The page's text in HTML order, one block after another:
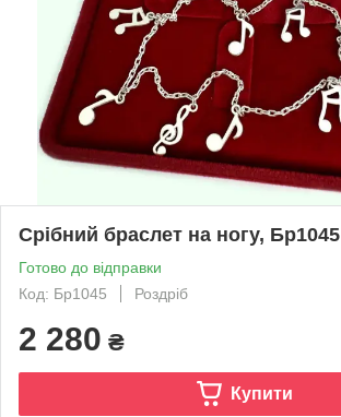
Срібний браслет на ногу, Бр1045
Готово до відправки
Код: Бр1045
Роздріб
2 280 ₴
Купити